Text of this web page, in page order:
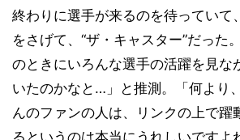
終わりに選手が来るのを待っていて
をさげて、“ザ・キャスター”だった
のときにいろんな選手の活躍を見な
いたのかなと…」と推測。「何より
んのファンの人は、リンクの上で躍
るというのは本当にうれしいですよ